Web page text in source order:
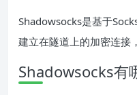
Shadowsocks是基于
建立在隧道上的加密连接
Shadowsocks有